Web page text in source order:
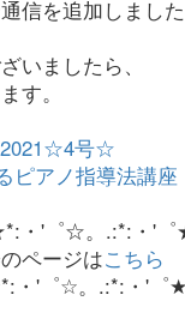
信を追加しました
いましたら、
す。
2021☆4号☆
ピアノ指導法講座
・'゜☆。.:*:・'
ページはこちら
・'゜☆。.:*:・'゜★